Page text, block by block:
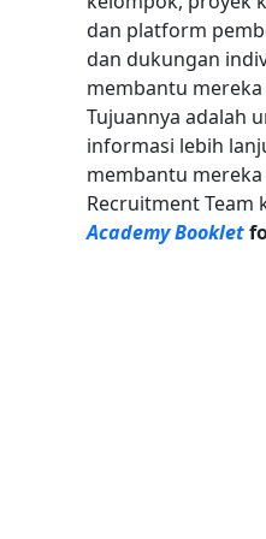
dan platform
dan dukungan
membantu
Tujuannya adalah
informasi lebih
membantu
Recruitment
Academy Booklet